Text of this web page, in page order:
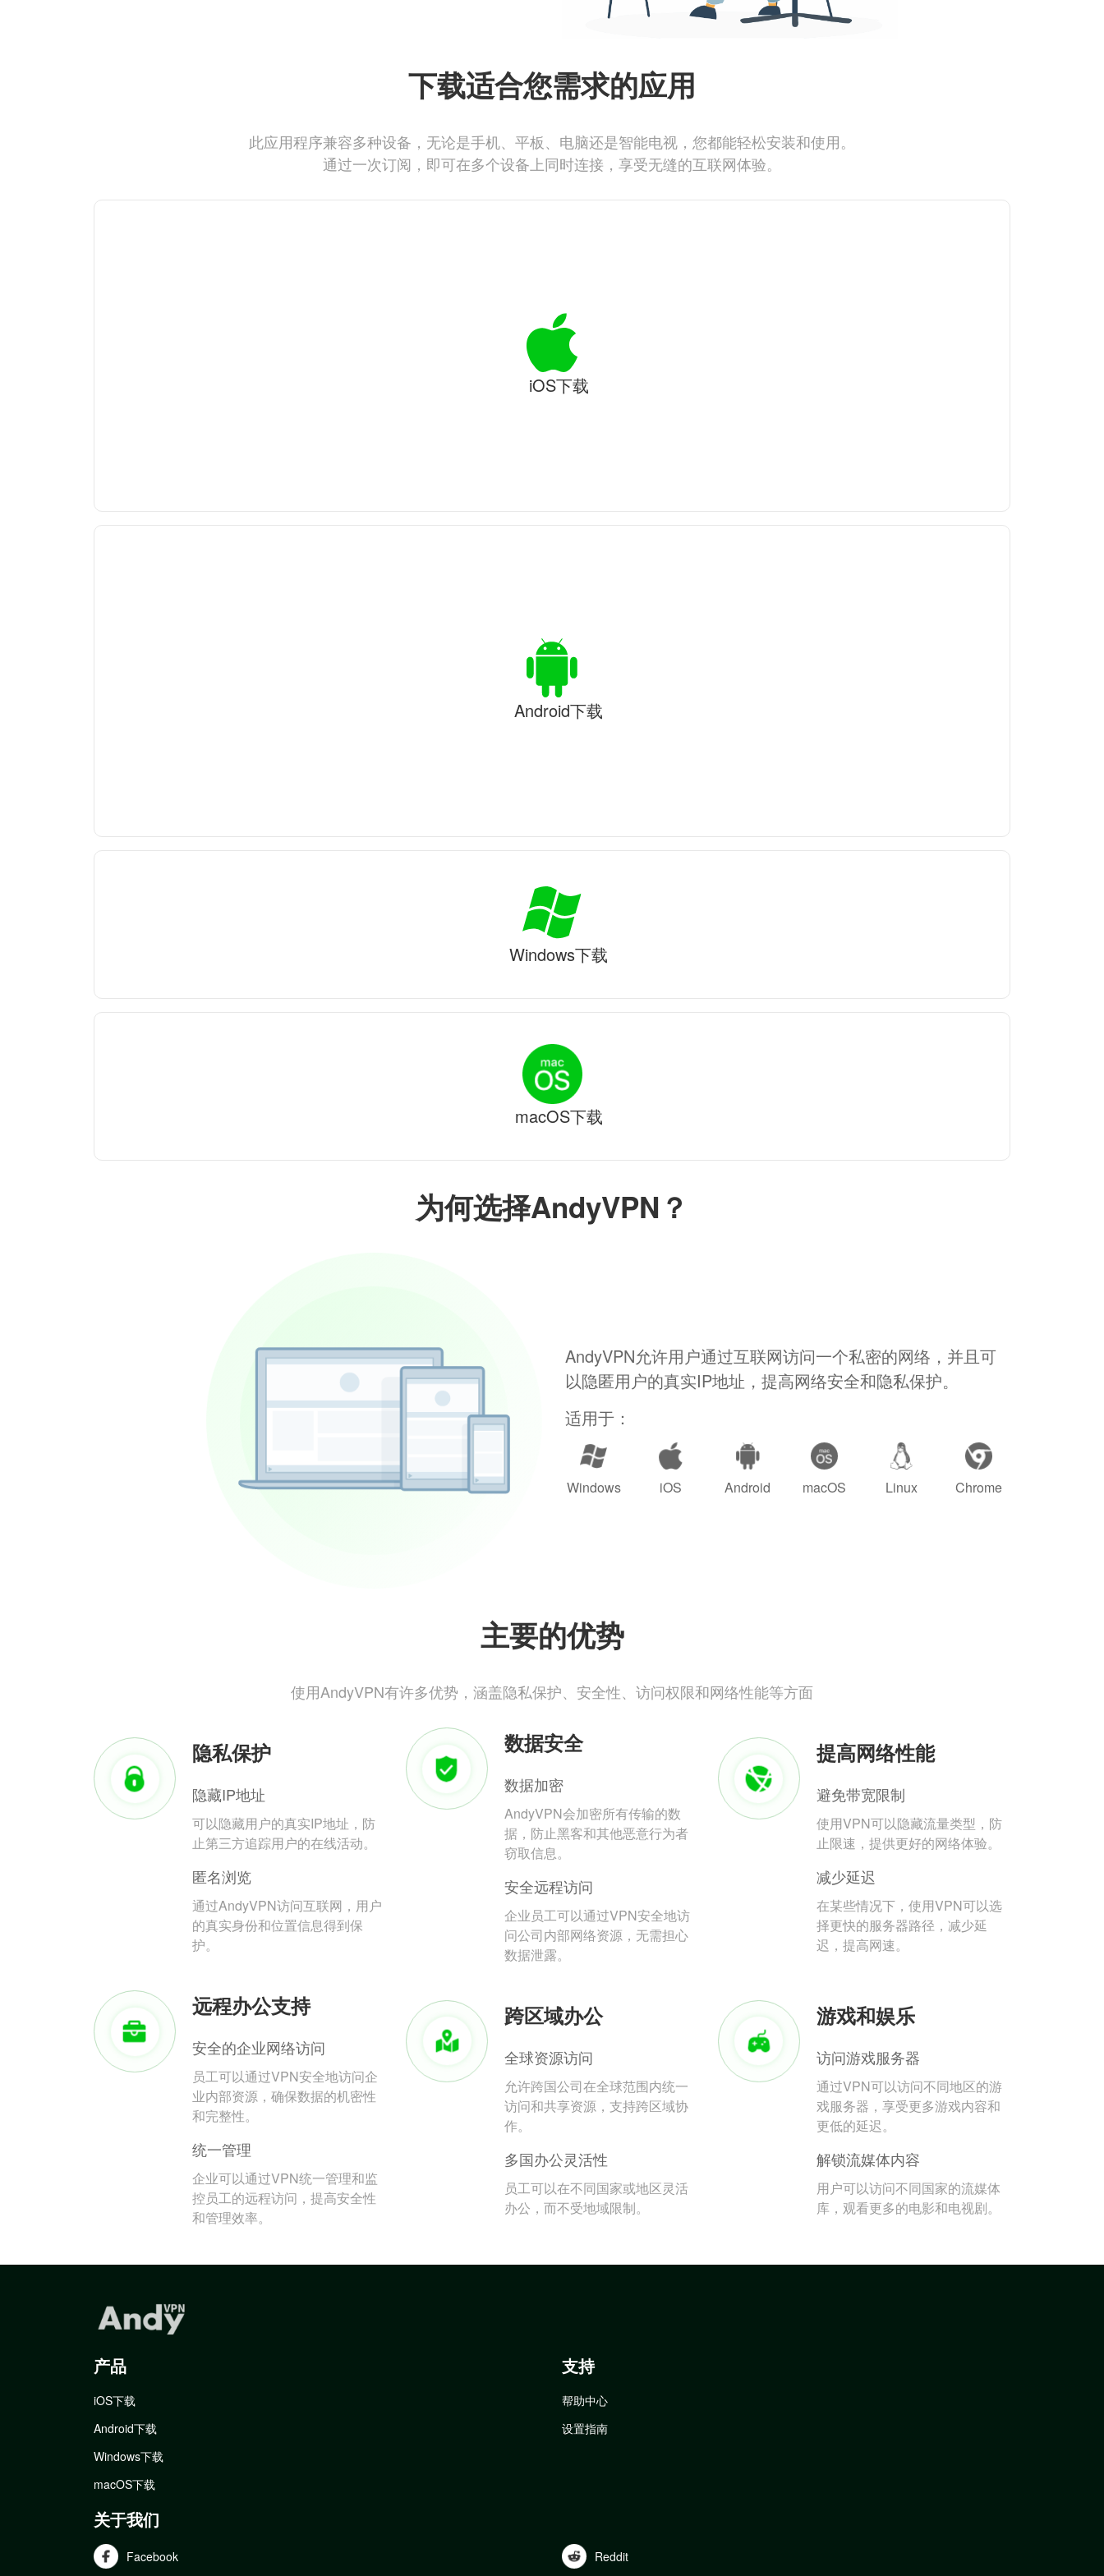
为何选择AndyVPN？
AndyVPN允许用户通过互联网访问一个私密的网络，并且可
以隐匿用户的真实IP地址，提高网络安全和隐私保护。
适用于：
Windows iOS Android macOS Linux Chrome
主要的优势
使用AndyVPN有许多优势，涵盖隐私保护、安全性、访问权限和网络性能等方面
隐私保护
隐藏IP地址
可以隐藏用户的真实IP地址，防
止第三方追踪用户的在线活动。
匿名浏览
通过AndyVPN访问互联网，用户
的真实身份和位置信息得到保
护。
数据安全
数据加密
AndyVPN会加密所有传输的数
据，防止黑客和其他恶意行为者
窃取信息。
安全远程访问
企业员工可以通过VPN安全地访
问公司内部网络资源，无需担心
数据泄露。
提高网络性能
避免带宽限制
使用VPN可以隐藏流量类型，防
止限速，提供更好的网络体验。
减少延迟
在某些情况下，使用VPN可以选
择更快的服务器路径，减少延
迟，提高网速。
远程办公支持
安全的企业网络访问
员工可以通过VPN安全地访问企
业内部资源，确保数据的机密性
和完整性。
统一管理
企业可以通过VPN统一管理和监
控员工的远程访问，提高安全性
和管理效率。
跨区域办公
全球资源访问
允许跨国公司在全球范围内统一
访问和共享资源，支持跨区域协
作。
多国办公灵活性
员工可以在不同国家或地区灵活
办公，而不受地域限制。
游戏和娱乐
访问游戏服务器
通过VPN可以访问不同地区的游
戏服务器，享受更多游戏内容和
更低的延迟。
解锁流媒体内容
用户可以访问不同国家的流媒体
库，观看更多的电影和电视剧。
下载适合您需求的应用
此应用程序兼容多种设备，无论是手机、平板、电脑还是智能电视，您都能轻松安装和使用。
通过一次订阅，即可在多个设备上同时连接，享受无缝的互联网体验。
iOS下载
Android下载
Windows下载
macOS下载
产品
iOS下载
Android下载
Windows下载
macOS下载
支持
帮助中心
设置指南
关于我们
Facebook Reddit